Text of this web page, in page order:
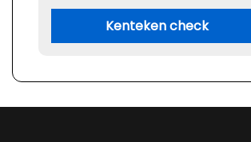
Kenteken check